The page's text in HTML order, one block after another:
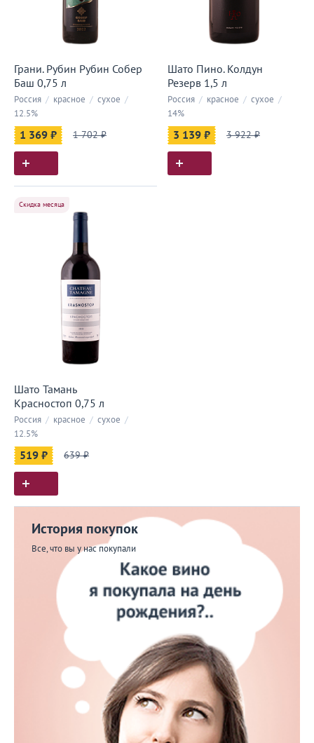
Грани. Рубин Рубин Собер
Баш 0,75 л
Россия / красное / сухое /
12.5%
1 369 ₽ 1 702 ₽
Шато Пино. Колдун
Резерв 1,5 л
Россия / красное / сухое /
14%
3 139 ₽ 3 922 ₽
Скидка месяца
Шато Тамань
Красностоп 0,75 л
Россия / красное / сухое /
12.5%
519 ₽ 639 ₽
История покупок
Все, что вы у нас покупали